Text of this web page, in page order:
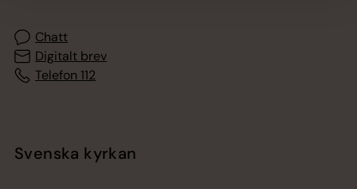
Chatt
Digitalt brev
Telefon 112
Svenska kyrkan